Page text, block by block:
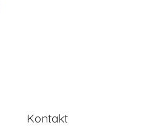
Kontakt